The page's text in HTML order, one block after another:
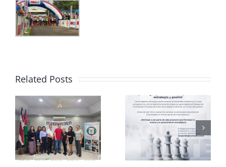
Related Posts
Club de
Ajedrez
CCPCR
Informa